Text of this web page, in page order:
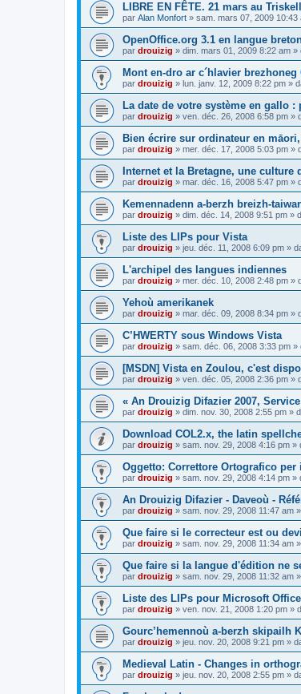
LIBRE EN FÊTE. 21 mars au
par Alan Monfort » sam. mars 07, 2009 10:43
OpenOffice.org 3.1 en langue
par drouizig » dim. mars 01, 2009 8:22 am »
Mont en-dro ar c´hlavier
par drouizig » lun. janv. 12, 2009 8:22 pm »
La date de votre système en gallo
par drouizig » ven. déc. 26, 2008 6:58 pm »
Bien écrire sur ordinateur en
par drouizig » mer. déc. 17, 2008 5:03 pm »
Internet et la Bretagne, une culture
par drouizig » mar. déc. 16, 2008 5:47 pm »
Kemennadenn a-berzh breizh-
par drouizig » dim. déc. 14, 2008 9:51 pm »
Liste des LIPs pour Vista
par drouizig » jeu. déc. 11, 2008 6:09 pm »
L'archipel des langues indiennes
par drouizig » mer. déc. 10, 2008 2:48 pm »
Yehoù amerikanek
par drouizig » mar. déc. 09, 2008 8:34 pm »
C’HWERTY sous Windows Vista
par drouizig » sam. déc. 06, 2008 3:33 pm »
[MSDN] Vista en Zoulou, c'est
par drouizig » ven. déc. 05, 2008 2:36 pm »
« An Drouizig Difazier 2007,
par drouizig » dim. nov. 30, 2008 2:55 pm »
Download COL2.x, the latin
par drouizig » sam. nov. 29, 2008 4:16 pm »
Oggetto: Correttore Ortografico per
par drouizig » sam. nov. 29, 2008 4:14 pm »
An Drouizig Difazier - Daveoù -
par drouizig » sam. nov. 29, 2008 11:47 am
Que faire si le correcteur est ou
par drouizig » sam. nov. 29, 2008 11:34 am
Que faire si la langue d'édition ne
par drouizig » sam. nov. 29, 2008 11:32 am
Liste des LIPs pour Microsoft
par drouizig » ven. nov. 21, 2008 1:20 pm »
Gourc’hemennoù a-berzh skipailh
par drouizig » jeu. nov. 20, 2008 9:21 pm »
Medieval Latin - Changes in
par drouizig » jeu. nov. 20, 2008 2:55 pm »